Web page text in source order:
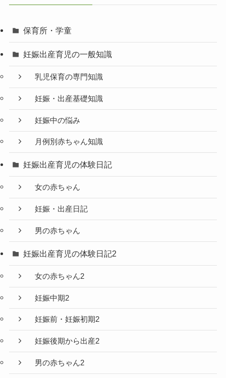
保育所・学童
妊娠出産育児の一般知識
乳児保育の専門知識
妊娠・出産基礎知識
妊娠中の悩み
月例別赤ちゃん知識
妊娠出産育児の体験日記
女の赤ちゃん
妊娠・出産日記
男の赤ちゃん
妊娠出産育児の体験日記2
女の赤ちゃん2
妊娠中期2
妊娠前・妊娠初期2
妊娠後期から出産2
男の赤ちゃん2